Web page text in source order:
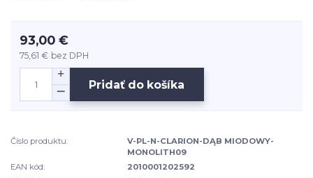
93,00 €
75,61 € bez DPH
Pridať do košíka
Číslo produktu:
V-PL-N-CLARION-DĄB MIODOWY-
MONOLITH09
EAN kód:
2010001202592